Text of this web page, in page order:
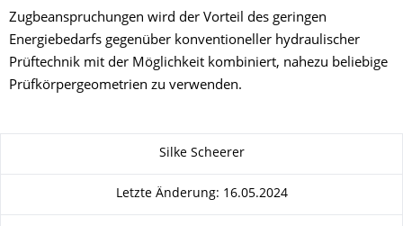
Zugbeanspruchungen wird der Vorteil des geringen
Energiebedarfs gegenüber konventioneller hydraulischer
Prüftechnik mit der Möglichkeit kombiniert, nahezu beliebige
Prüfkörpergeometrien zu verwenden.
Silke Scheerer
Letzte Änderung: 16.05.2024